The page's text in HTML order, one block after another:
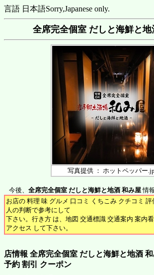
言語 日本語Sorry,Japanese only.
全席完全個室 だしと海鮮と地
写真提供 ： ホットペッパー.jp
今後、 全席完全個室 だしと海鮮と地酒 和み屋情
お店の 料理 味 グルメ 口コミ くちこみ クチコミ
人の判断で参考にして
下さい。行き方 は、地図 交通標識 交通案内 案内
アクセス して下さい。
店情報 全席完全個室 だしと海鮮と地酒
予約 割引 クーポン